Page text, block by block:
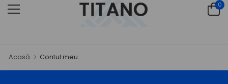
0
Acasă Contul meu